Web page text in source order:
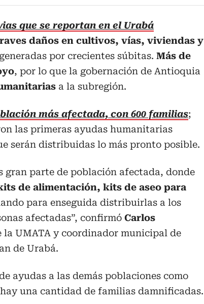
que se reportan en el Urabá
daños en cultivos, vías, viviendas y
por crecientes súbitas. Más de
, por lo que la gobernación de Antioquia
a la subregión.
más afectada, con 600 familias;
las primeras ayudas humanitarias
serán distribuidas lo más pronto posible.
gran parte de población afectada, donde
de alimentación, kits de aseo para
para enseguida distribuirlas a los
afectadas”, confirmó Carlos
la UMATA y coordinador municipal de
de Urabá.
ayudas a las demás poblaciones como
una cantidad de familias damnificadas.